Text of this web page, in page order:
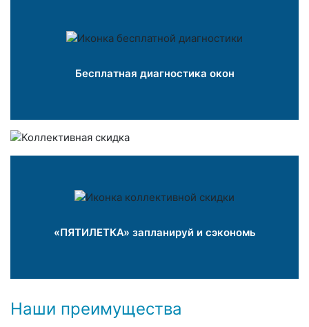
Бесплатная диагностика окон
«ПЯТИЛЕТКА» запланируй и сэкономь
Наши преимущества